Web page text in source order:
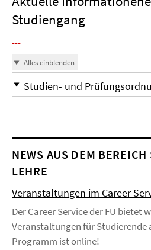
Studiengang
---
Alles einblenden
Studien- und
NEWS AUS DEM
LEHRE
Veranstaltungen im Career
Der Career Service der FU bietet
Veranstaltungen für Studierende
Programm ist online!